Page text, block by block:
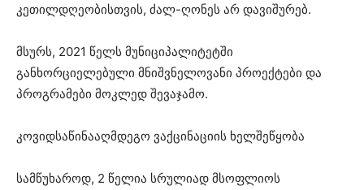
კეთილდღეობისთვის, ძალ-ღონეს არ დავიშურებ.
მსურს, 2021 წელს მუნიციპალიტეტში
განხორციელებული მნიშვნელოვანი პროექტები და
პროგრამები მოკლედ შევაჯამო.
კოვიდსაწინააღმდეგო ვაქცინაციის ხელშეწყობა
სამწუხაროდ, 2 წელია სრულიად მსოფლიოს